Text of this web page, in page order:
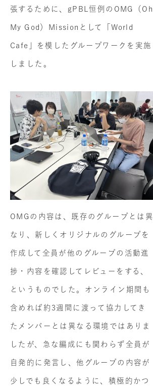
張するために、gPBL恒例のOMG（Oh
My God）Missionとして「World
Cafe」を模したグループワークを実施
しました。
OMGの内容は、既存のグループとは異
なり、新しくオリジナルのグループを
作成して全員が他のグループの活動進
捗・内容を確認してレビューをする、
というものでした。オンライン期間も
含めれば約3週間に渡って協力してき
たメンバーとは異なる環境ではありま
したが、急な編成にも関わらず全員が
自発的に発言し、他グループの内容が
少しでも良くなるように、積極的かつ